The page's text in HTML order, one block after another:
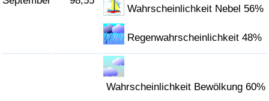
Wahrscheinlichkeit Nebel 56%
Regenwahrscheinlichkeit 48%
Wahrscheinlichkeit Bewölkung 60%